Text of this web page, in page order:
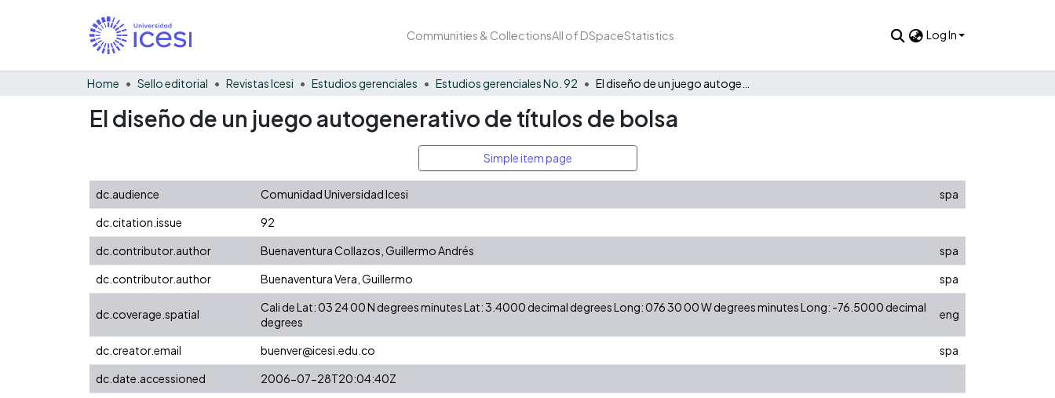
Communities & CollectionsAll of DSpaceStatistics Log In
Home Sello editorial Revistas Icesi Estudios gerenciales Estudios gerenciales No. 92
El diseño de un juego autogenerativo de títulos de bolsa
Simple item page
dc.audience Comunidad Universidad Icesi
spa
dc.citation.issue
92
dc.contributor.author
Buenaventura Collazos, Guillermo Andrés
spa
dc.contributor.author
Buenaventura Vera, Guillermo spa
dc.coverage.spatial
Cali de Lat: 03 24 00 N degrees minutes Lat: 3.4000 decimal degrees Long: 076 30 00 W degrees minutes Long: -76.5000 decimal
degrees
eng
dc.creator.email buenver@icesi.edu.co
spa
dc.date.accessioned
2006-07-28T20:04:40Z